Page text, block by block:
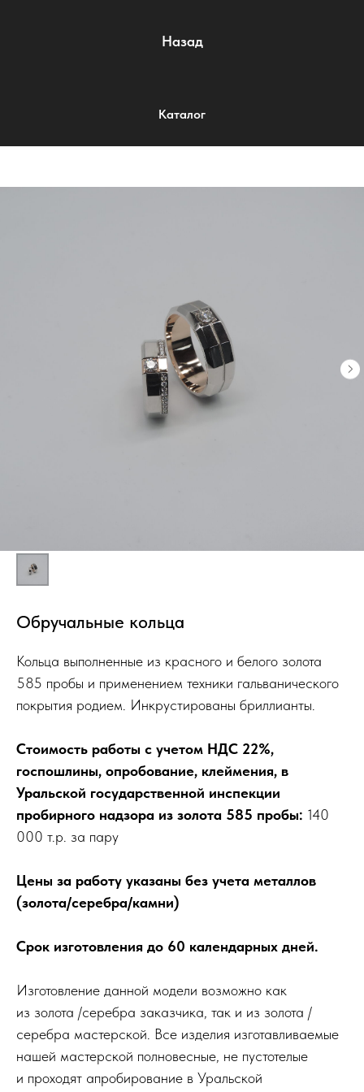
Назад
Каталог
Обручальные кольца
Кольца выполненные из красного и белого золота
585 пробы и применением техники гальванического
покрытия родием. Инкрустированы бриллианты.
Стоимость работы с учетом НДС 22%,
госпошлины, опробование, клеймения, в
Уральской государственной инспекции
пробирного надзора из золота 585 пробы : 140
000 т.р. за пару
Цены за работу указаны без учета металлов
(золота/серебра/камни)
Срок изготовления до 60 календарных дней.
Изготовление данной модели возможно как
из золота /серебра заказчика, так и из золота /
серебра мастерской. Все изделия изготавливаемые
нашей мастерской полновесные, не пустотелые
и проходят апробирование в Уральской